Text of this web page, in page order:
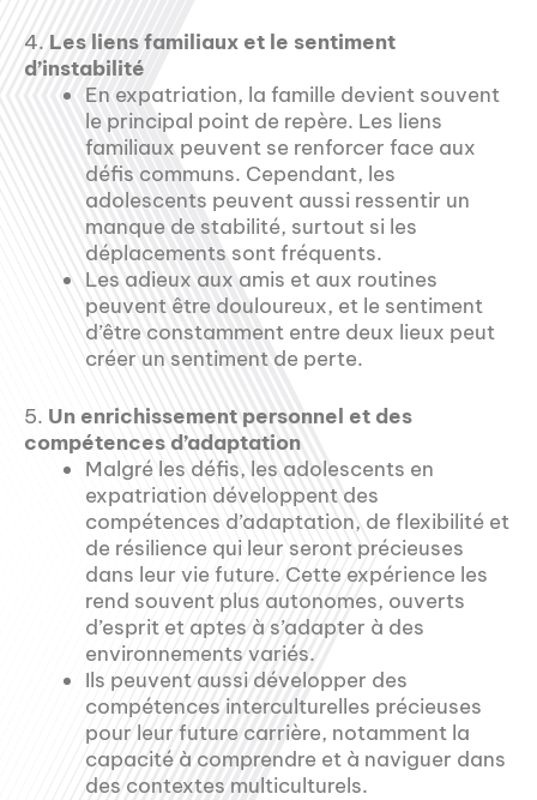
4. Les liens familiaux et le sentiment
d’instabilité
En expatriation, la famille devient souvent
le principal point de repère. Les liens
familiaux peuvent se renforcer face aux
défis communs. Cependant, les
adolescents peuvent aussi ressentir un
manque de stabilité, surtout si les
déplacements sont fréquents.
Les adieux aux amis et aux routines
peuvent être douloureux, et le sentiment
d’être constamment entre deux lieux peut
créer un sentiment de perte.
5. Un enrichissement personnel et des
compétences d’adaptation
Malgré les défis, les adolescents en
expatriation développent des
compétences d’adaptation, de flexibilité et
de résilience qui leur seront précieuses
dans leur vie future. Cette expérience les
rend souvent plus autonomes, ouverts
d’esprit et aptes à s’adapter à des
environnements variés.
Ils peuvent aussi développer des
compétences interculturelles précieuses
pour leur future carrière, notamment la
capacité à comprendre et à naviguer dans
des contextes multiculturels.